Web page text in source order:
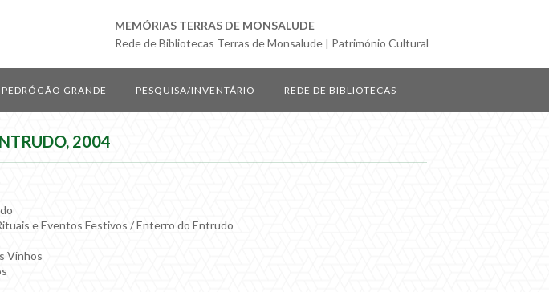
MEMÓRIAS TERRAS DE MONSALUDE
Rede de Bibliotecas Terras de Monsalude | Património Cultural
PEDRÓGÃO GRANDE PESQUISA/INVENTÁRIO REDE DE BIBLIOTECAS
2004
e Eventos Festivos / Enterro do Entrudo
Vinhos